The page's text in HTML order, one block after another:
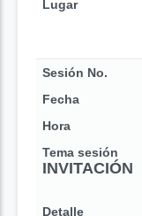
Lugar
Sesión No.
Fecha
Hora
Tema sesión
INVITACIÓN
Detalle